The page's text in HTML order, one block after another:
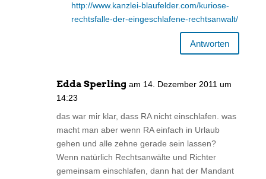
http://www.kanzlei-blaufelder.com/kuriose-
rechtsfalle-der-eingeschlafene-rechtsanwalt/
Antworten
Edda Sperling am 14. Dezember 2011 um
14:23
das war mir klar, dass RA nicht einschlafen. was
macht man aber wenn RA einfach in Urlaub
gehen und alle zehne gerade sein lassen?
Wenn natürlich Rechtsanwälte und Richter
gemeinsam einschlafen, dann hat der Mandant